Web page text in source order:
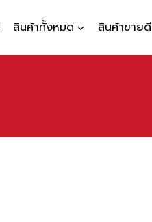
สินค้าทั้งหมด สินค้าขายดี